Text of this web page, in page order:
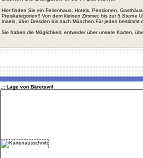
Hier finden Sie ein Ferienhaus, Hotels, Pensionen,
Preiskategorien!! Von dem kleinen Zimmer, bis zur 5 Sterne
Inseln, über Dresden bis nach München.Für jeden bestimmt
Sie haben die Möglichkeit, entweder über unsere Karten,
.:: Lage von Bäretswil